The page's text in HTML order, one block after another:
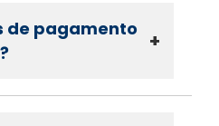
de pagamento +